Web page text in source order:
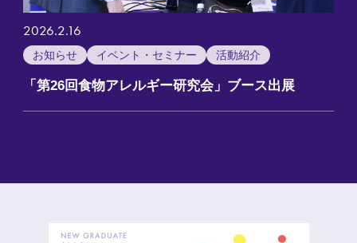
2026.2.16
お知らせ イベント・セミナー 活動紹介
「第26回食物アレルギー研究会」ブース出展